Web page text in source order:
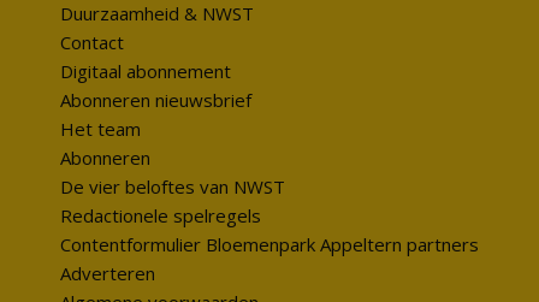
Duurzaamheid & NWST
Contact
Digitaal abonnement
Abonneren nieuwsbrief
Het team
Abonneren
De vier beloftes van NWST
Redactionele spelregels
Contentformulier Bloemenpark Appeltern partners
Adverteren